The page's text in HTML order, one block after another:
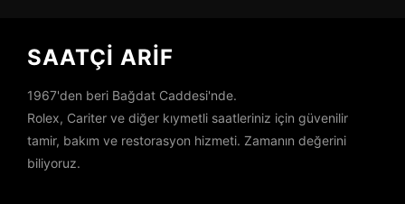
SAATÇİ ARİF
1967'den beri Bağdat Caddesi'nde.
Rolex, Cariter ve diğer kıymetli saatleriniz için güvenilir
tamir, bakım ve restorasyon hizmeti. Zamanın değerini
biliyoruz.